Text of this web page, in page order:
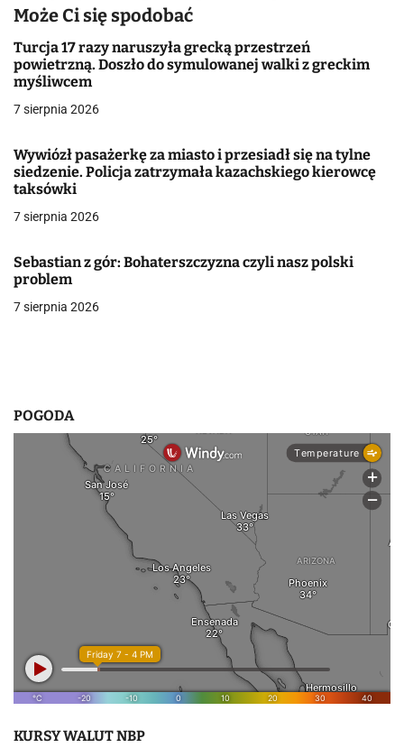
a
c
j
a
w
p
i
s
u
Może Ci się spodobać
Turcja 17 razy naruszyła grecką przestrzeń
powietrzną. Doszło do symulowanej walki z greckim
myśliwcem
7 sierpnia 2026
Wywiózł pasażerkę za miasto i przesiadł się na tylne
siedzenie. Policja zatrzymała kazachskiego kierowcę
taksówki
7 sierpnia 2026
Sebastian z gór: Bohaterszczyzna czyli nasz polski
problem
7 sierpnia 2026
POGODA
KURSY WALUT NBP